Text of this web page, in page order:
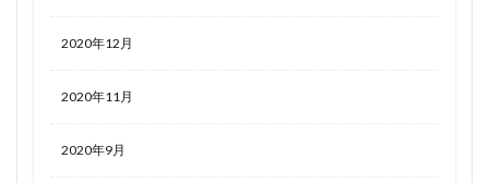
2020年12月
2020年11月
2020年9月